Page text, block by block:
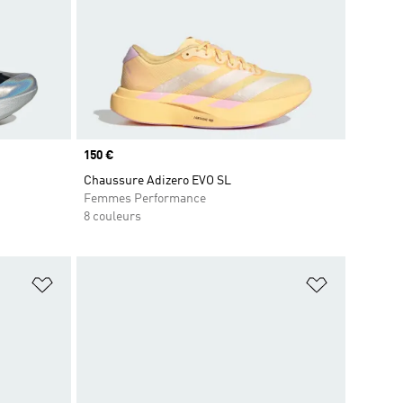
Prix
150 €
Chaussure Adizero EVO SL
Femmes Performance
8 couleurs